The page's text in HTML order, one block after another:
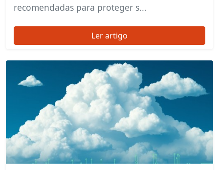
recomendadas para proteger s...
Ler artigo